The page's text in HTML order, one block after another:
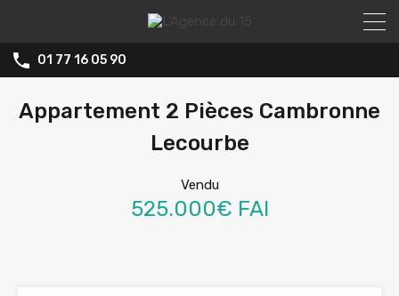
01 77 16 05 90
Appartement 2 Pièces Cambronne
Lecourbe
Vendu
525.000€ FAI